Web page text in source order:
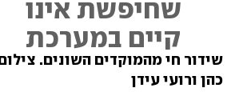
שידור חי מהמוקדים השונים.
כהן ורועי עידן